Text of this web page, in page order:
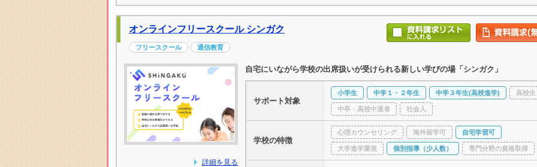
オンラインフリースクール シンガク
フリースクール 通信教育
詳細を見る
自宅にいながら学校の出席扱いが受けられる新しい学びの場「シンガク」
サポート対象
小学生 中学１・２年生 中学３年生(高校進学) 高校生
中卒・高校中退者 社会人
学校の特徴
心理カウンセリング 海外留学可 自宅学習可
大学進学重視 個別指導（少人数） 専門分野の資格取得